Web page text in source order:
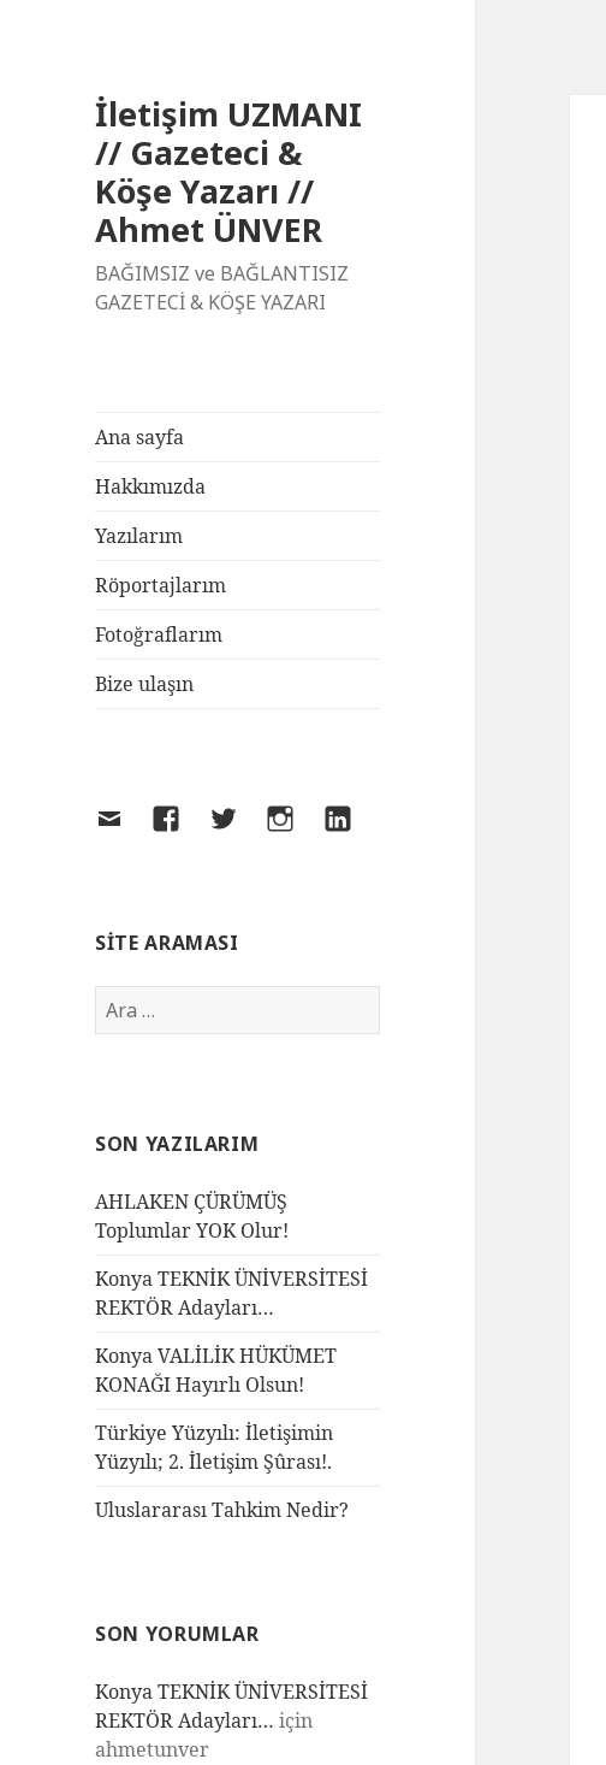
İletişim UZMANI
// Gazeteci &
Köşe Yazarı //
Ahmet ÜNVER
BAĞIMSIZ ve BAĞLANTISIZ
GAZETECİ & KÖŞE YAZARI
Ana sayfa
Hakkımızda
Yazılarım
Röportajlarım
Fotoğraflarım
Bize ulaşın
SITE ARAMASI
SON YAZILARIM
AHLAKEN ÇÜRÜMÜŞ
Toplumlar YOK Olur!
Konya TEKNİK ÜNİVERSİTESİ
REKTÖR Adayları…
Konya VALİLİK HÜKÜMET
KONAĞI Hayırlı Olsun!
Türkiye Yüzyılı: İletişimin
Yüzyılı; 2. İletişim Şûrası!.
Uluslararası Tahkim Nedir?
SON YORUMLAR
Konya TEKNİK ÜNİVERSİTESİ
REKTÖR Adayları… için
ahmetunver